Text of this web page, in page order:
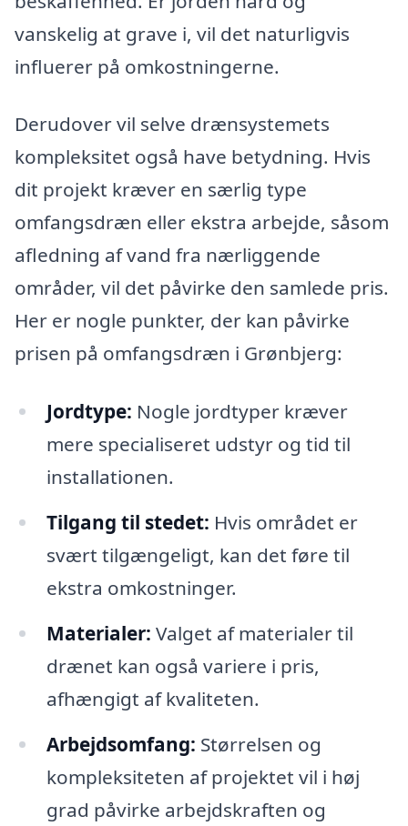
vanskelig at grave i, vil det naturligvis
influerer på omkostningerne.
Derudover vil selve drænsystemets
kompleksitet også have betydning. Hvis
dit projekt kræver en særlig type
omfangsdræn eller ekstra arbejde, såsom
afledning af vand fra nærliggende
områder, vil det påvirke den samlede pris.
Her er nogle punkter, der kan påvirke
prisen på omfangsdræn i Grønbjerg:
Jordtype: Nogle jordtyper kræver
mere specialiseret udstyr og tid til
installationen.
Tilgang til stedet: Hvis området er
svært tilgængeligt, kan det føre til
ekstra omkostninger.
Materialer: Valget af materialer til
drænet kan også variere i pris,
afhængigt af kvaliteten.
Arbejdsomfang: Størrelsen og
kompleksiteten af projektet vil i høj
grad påvirke arbejdskraften og